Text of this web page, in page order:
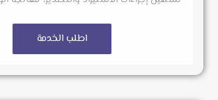
اطلب الخدمة